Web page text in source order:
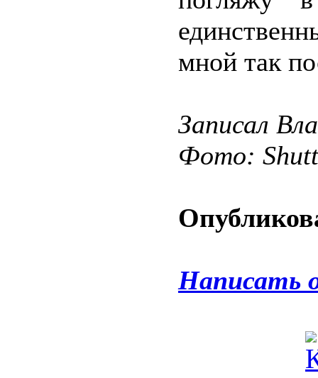
мной так
Записал
Фото:
Написать